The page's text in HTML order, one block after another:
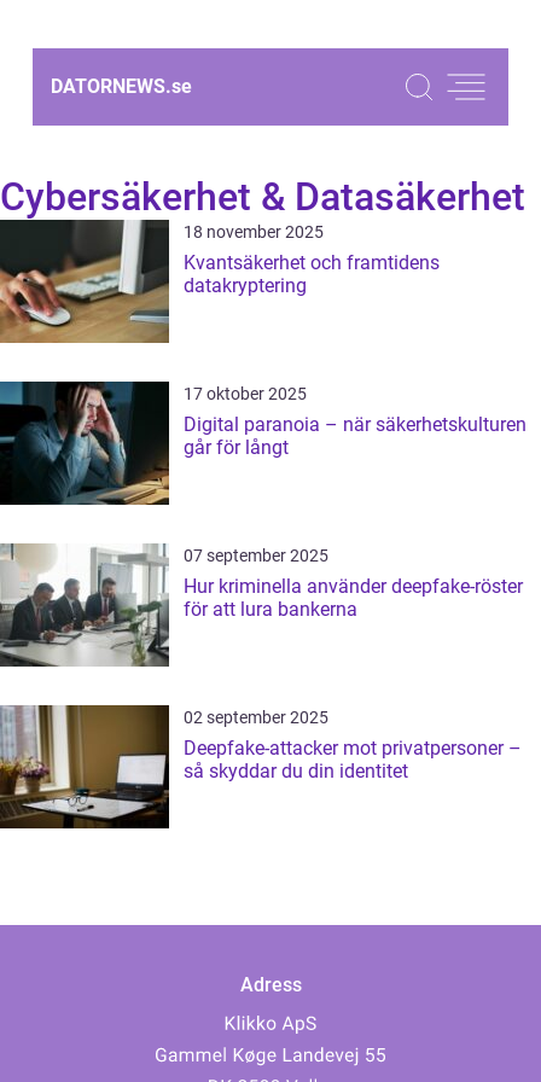
DATORNEWS.se
Cybersäkerhet & Datasäkerhet
18 november 2025
Kvantsäkerhet och framtidens
datakryptering
17 oktober 2025
Digital paranoia – när säkerhetskulturen
går för långt
07 september 2025
Hur kriminella använder deepfake-röster
för att lura bankerna
02 september 2025
Deepfake-attacker mot privatpersoner –
så skyddar du din identitet
Adress